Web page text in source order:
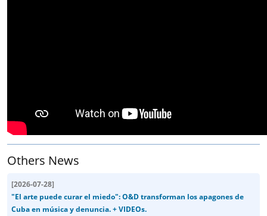
Others News
[2026-07-28]
"El arte puede curar el miedo": O&D transforman los apagones de
Cuba en música y denuncia. + VIDEOs.